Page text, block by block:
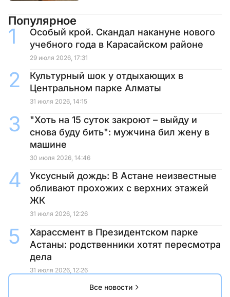
Популярное
Особый крой. Скандал накануне нового
учебного года в Карасайском районе
29 июля 2026, 17:31
Культурный шок у отдыхающих в
Центральном парке Алматы
31 июля 2026, 14:15
"Хоть на 15 суток закроют – выйду и
снова буду бить": мужчина бил жену в
машине
30 июля 2026, 14:46
Уксусный дождь: В Астане неизвестные
обливают прохожих с верхних этажей
ЖК
31 июля 2026, 12:26
Харассмент в Президентском парке
Астаны: родственники хотят пересмотра
дела
31 июля 2026, 12:26
Все новости